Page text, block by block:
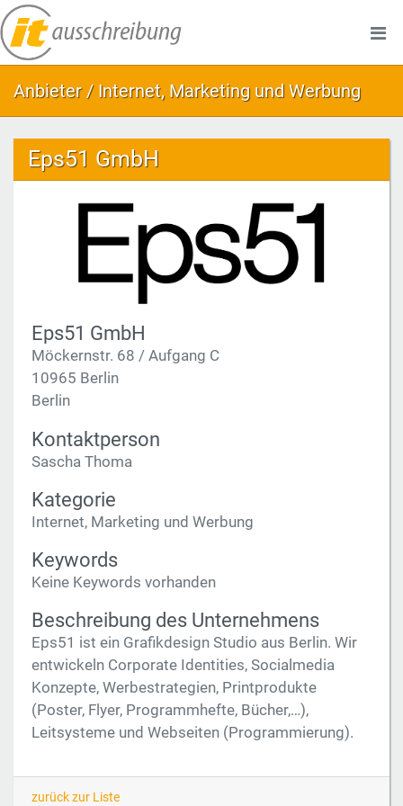
Anbieter / Internet, Marketing und Werbung
Eps51 GmbH
Eps51 GmbH
Möckernstr. 68 / Aufgang C
10965 Berlin
Berlin
Kontaktperson
Sascha Thoma
Kategorie
Internet, Marketing und Werbung
Keywords
Keine Keywords vorhanden
Beschreibung des Unternehmens
Eps51 ist ein Grafikdesign Studio aus Berlin. Wir
entwickeln Corporate Identities, Socialmedia
Konzepte, Werbestrategien, Printprodukte
(Poster, Flyer, Programmhefte, Bücher,…),
Leitsysteme und Webseiten (Programmierung).
zurück zur Liste